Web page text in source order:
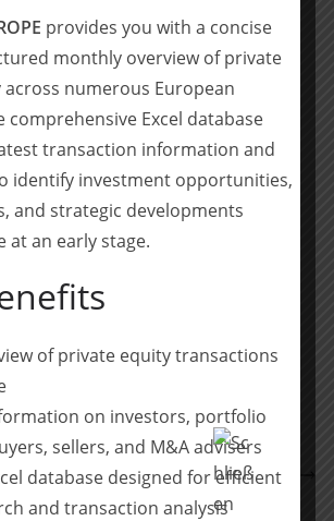
die Transaktion durch die
Financial sowie einer Tax Due
Ran Chen (Projektverantwortlicher
Florian Seizer (Financial Due
Euchner (Partner, Tax Due Diligence)
begleitet die Lindab Group bei
der Felderer AG
AWAX Gruppe erwirbt Sasol Wax
GmbH
provides you with a concise
monthly overview of private
numerous European
comprehensive Excel database
transaction information and
identify investment opportunities,
and strategic developments
at an early stage.
of private equity transactions
on investors, portfolio
sellers, and M&A advisers
database designed for efficient
and transaction analysis